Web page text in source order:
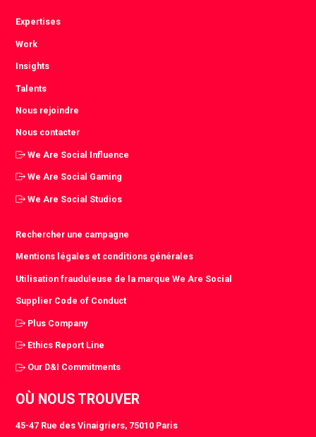
Expertises
Work
Insights
Talents
Nous rejoindre
Nous contacter
We Are Social Influence
We Are Social Gaming
We Are Social Studios
Rechercher une campagne
Mentions légales et conditions générales
Utilisation frauduleuse de la marque We Are Social
Supplier Code of Conduct
Plus Company
Ethics Report Line
Our D&I Commitments
OÙ NOUS TROUVER
45-47 Rue des Vinaigriers, 75010 Paris